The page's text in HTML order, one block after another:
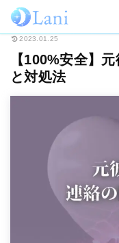
ホーム 恋愛 【100%安
2023.01.25
【100%安全】
と対処法